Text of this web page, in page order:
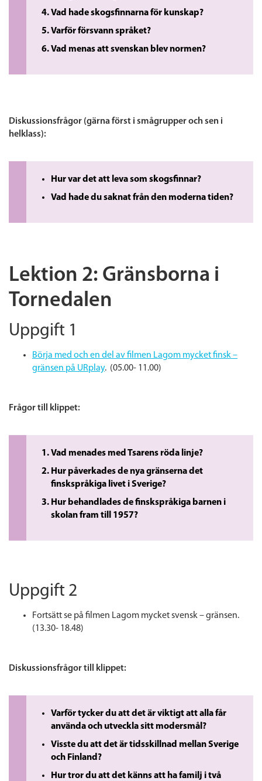
Vad hade skogsfinnarna för kunskap?
Varför försvann språket?
Vad menas att svenskan blev normen?
Diskussionsfrågor (gärna först i smågrupper och sen i
helklass):
Hur var det att leva som skogsfinnar?
Vad hade du saknat från den moderna tiden?
Lektion 2: Gränsborna i
Tornedalen
Uppgift 1
Börja med och en del av filmen Lagom mycket finsk –
gränsen på URplay. (05.00- 11.00)
Frågor till klippet:
Vad menades med Tsarens röda linje?
Hur påverkades de nya gränserna det
finskspråkiga livet i Sverige?
Hur behandlades de finskspråkiga barnen i
skolan fram till 1957?
Uppgift 2
Fortsätt se på filmen Lagom mycket svensk – gränsen.
(13.30- 18.48)
Diskussionsfrågor till klippet:
Varför tycker du att det är viktigt att alla får
använda och utveckla sitt modersmål?
Visste du att det är tidsskillnad mellan Sverige
och Finland?
Hur tror du att det känns att ha familj i två